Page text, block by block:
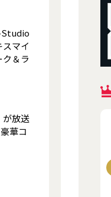
Studio
マイ
＆ラ
が放送
華コ